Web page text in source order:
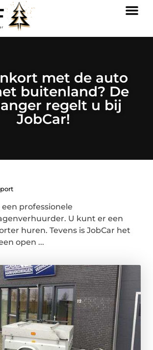
met de auto
buitenland? De
regelt u bij
JobCar!
professionele
U kunt er een
huren. Tevens is JobCar het
open ...